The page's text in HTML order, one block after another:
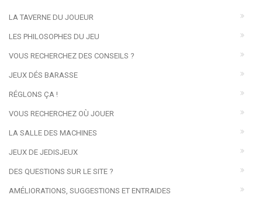
LA TAVERNE DU JOUEUR
LES PHILOSOPHES DU JEU
VOUS RECHERCHEZ DES CONSEILS ?
JEUX DÉS BARASSE
RÉGLONS ÇA !
VOUS RECHERCHEZ OÙ JOUER
LA SALLE DES MACHINES
JEUX DE JEDISJEUX
DES QUESTIONS SUR LE SITE ?
AMÉLIORATIONS, SUGGESTIONS ET ENTRAIDES